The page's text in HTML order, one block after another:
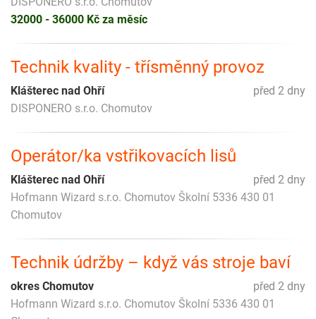
32000 - 36000 Kč za měsíc
Technik kvality - třísměnný provoz
před 2 dny
Klášterec nad Ohří
DISPONERO s.r.o. Chomutov
Operátor/ka vstřikovacích lisů
před 2 dny
Klášterec nad Ohří
Hofmann Wizard s.r.o. Chomutov Školní 5336 430 01
Chomutov
Technik údržby – když vás stroje baví
před 2 dny
okres Chomutov
Hofmann Wizard s.r.o. Chomutov Školní 5336 430 01